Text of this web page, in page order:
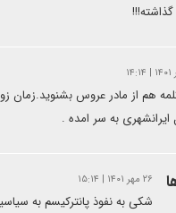
هم از مادر عروس بشنوید.زمان
به سر امده .
۲۶ مهر ۱۴۰۱ | ۱۵:۱۴
شکی به نفوذ پانترکیسم به